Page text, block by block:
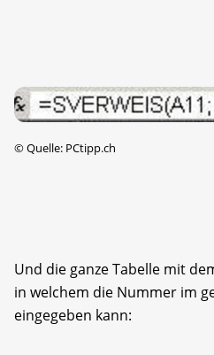
©Quelle: PCtipp.ch
Und die ganze Tabelle mit
in welchem die Nummer im
eingegeben kann: